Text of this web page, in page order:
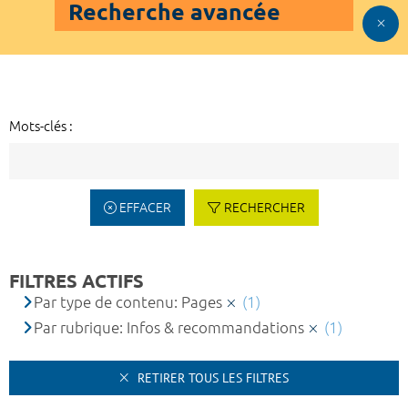
Recherche avancée
Mots-clés :
EFFACER RECHERCHER
FILTRES ACTIFS
Par type de contenu: Pages
(1)
Par rubrique: Infos & recommandations
(1)
RETIRER TOUS LES FILTRES